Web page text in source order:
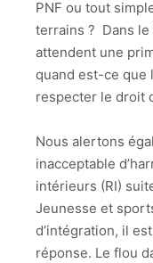
PNF ou tout
terrains ? Dans le
attendent une
quand est-ce que
respecter le droit
Nous alertons
inacceptable
intérieurs (RI)
Jeunesse et
d’intégration, il
réponse. Le flou